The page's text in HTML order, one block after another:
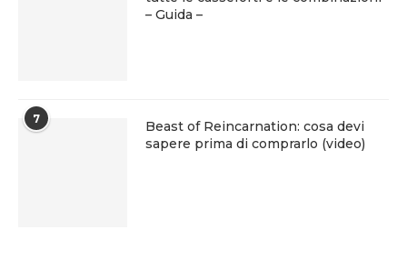
– Guida –
7
Beast of Reincarnation: cosa devi
sapere prima di comprarlo (video)